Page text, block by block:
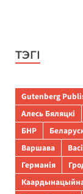
ТЭГІ
Gutenberg
Алесь Бяляцкі
БНР
Варшава
Германія